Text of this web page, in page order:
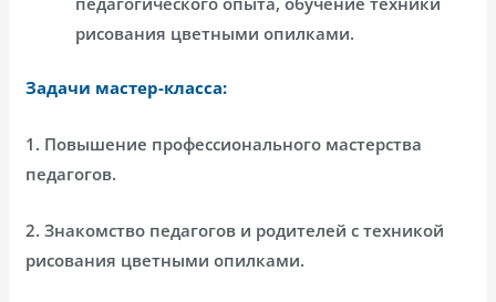
рисования цветными опилками.
Задачи мастер-класса:
1. Повышение профессионального мастерства
педагогов.
2. Знакомство педагогов и родителей с техникой
рисования цветными опилками.